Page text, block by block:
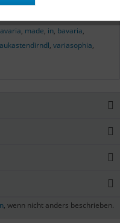
, made, in, bavaria,
, variasophia,
, wenn nicht anders beschrieben.